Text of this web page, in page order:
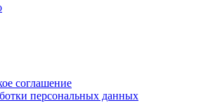
соглашение
персональных данных